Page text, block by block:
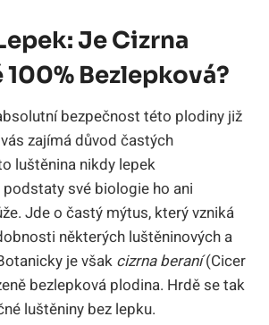
Je Cizrna
Bezlepková?
bezpečnost této plodiny již
zajímá důvod častých
luštěnina nikdy lepek
své biologie ho ani
Jde o častý mýtus, který vzniká
některých luštěninových a
je však cizrna beraní(Cicer
bezlepková plodina. Hrdě se tak
luštěniny bez lepku.